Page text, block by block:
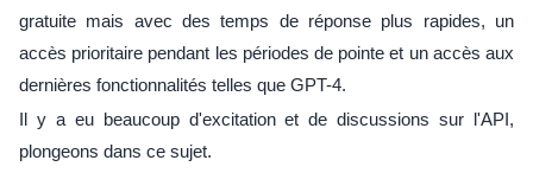
gratuite mais avec des temps de réponse plus rapides, un
accès prioritaire pendant les périodes de pointe et un accès aux
dernières fonctionnalités telles que GPT-4.
Il y a eu beaucoup d'excitation et de discussions sur l'API,
plongeons dans ce sujet.